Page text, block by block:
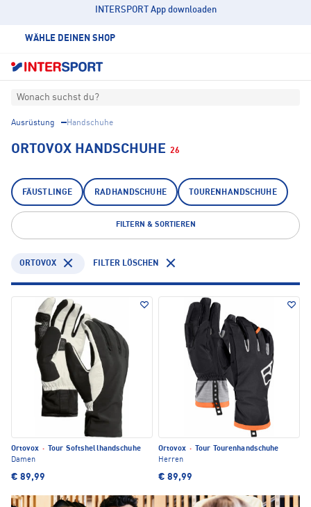
INTERSPORT App downloaden
WÄHLE DEINEN SHOP
Wonach suchst du?
Ausrüstung Handschuhe
ORTOVOX HANDSCHUHE 26
FÄUSTLINGE RADHANDSCHUHE TOURENHANDSCHUHE
FILTERN & SORTIEREN
ORTOVOX FILTER LÖSCHEN
Ortovox ·
Tour Softshellhandschuhe
Damen
€ 89,99
Ortovox ·
Tour Tourenhandschuhe
Herren
€ 89,99